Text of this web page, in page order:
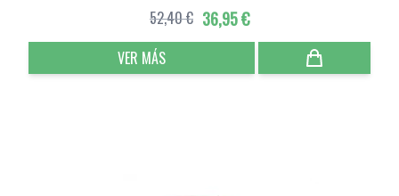
36,95 €
52,40 €
VER MÁS